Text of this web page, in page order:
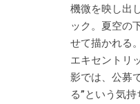
機微を映し出
ック。夏空の
せて描かれる
エキセントリ
影では、公募
る”という気